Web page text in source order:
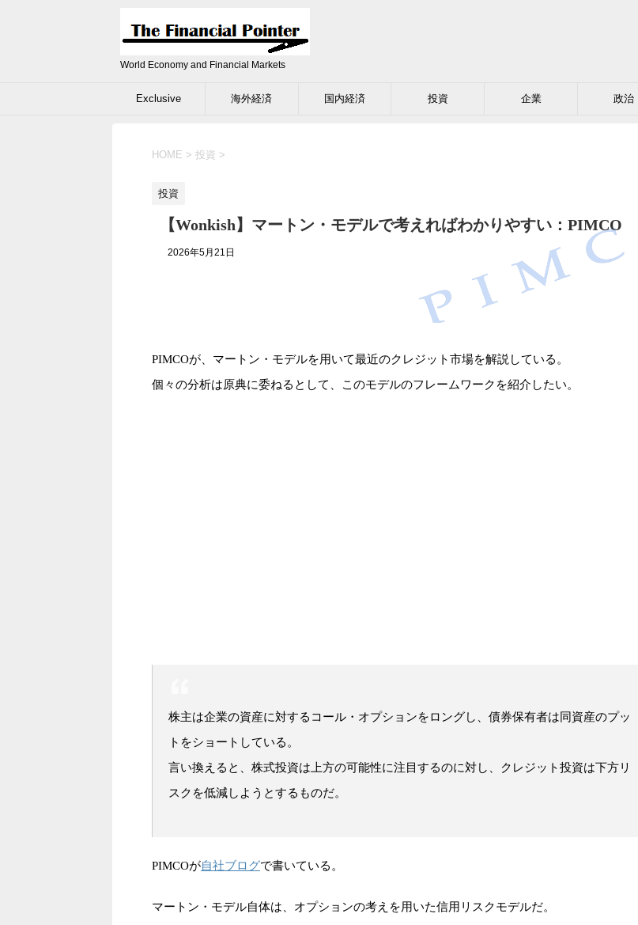
World Economy and Financial Markets
Exclusive 海外経済 国内経済 投資 企業 政治
HOME > 投資 >
投資
【Wonkish】マートン・モデルで考えればわかりやすい：PIMCO
2026年5月21日
PIMCOが、マートン・モデルを用いて最近のクレジット市場を解説している。
個々の分析は原典に委ねるとして、このモデルのフレームワークを紹介したい。
株主は企業の資産に対するコール・オプションをロングし、債券保有者は同資産のプッ
トをショートしている。
言い換えると、株式投資は上方の可能性に注目するのに対し、クレジット投資は下方リ
スクを低減しようとするものだ。
PIMCOが自社ブログで書いている。
マートン・モデル自体は、オプションの考えを用いた信用リスクモデルだ。